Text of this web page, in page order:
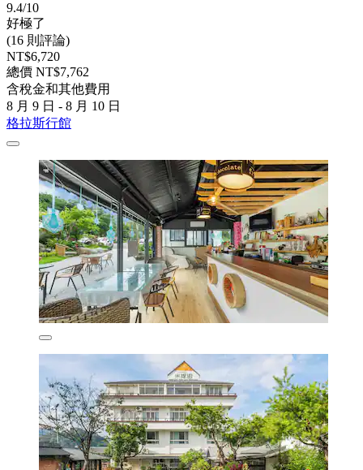
9.4/10
好極了
(16 則評論)
NT$6,720
總價 NT$7,762
含稅金和其他費用
8 月 9 日 - 8 月 10 日
格拉斯行館